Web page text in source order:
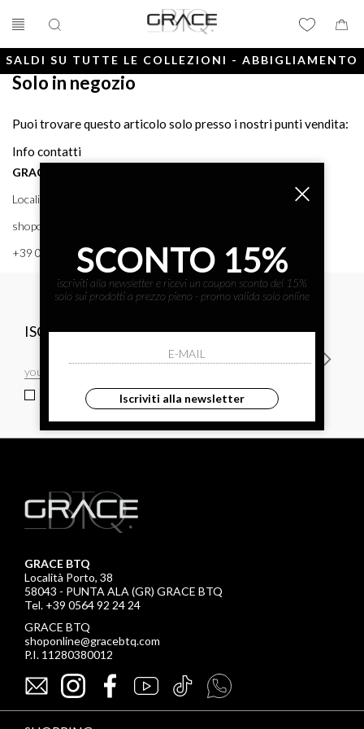
SALDI SU TUTTE LE COLLEZIONI - ABBIGLIAMENTO
Solo in negozio
Puoi trovare questo articolo solo presso i nostri punti vendita:
Info contatti
GRACE BTQ
Località Porto, 38 58043 - PUNTA ALA (GR) GRACE BTQ
shoponline@gracebtq.com
+39 0564 92 24 24
ISCRIVITI ALLA NEWSLETTER
ho letto ed accettato le condizioni sulla privacy.
GRACE BTQ
Località Porto, 38
58043 - PUNTA ALA (GR) GRACE BTQ
Tel. +39 0564 92 24 24
GRACE BTQ
shoponline@gracebtq.com
P.I. 11280380012
SCONTO 15%
iscriviti alla newsletter e ricevi un coupon sconto del 15%
solo sui prodotti a prezzo pieno - promo valida solo online
Iscriviti alla newsletter